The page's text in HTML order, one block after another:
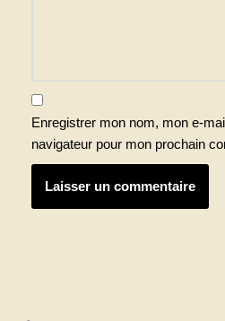
Enregistrer mon nom, mon e-
navigateur pour mon prochain